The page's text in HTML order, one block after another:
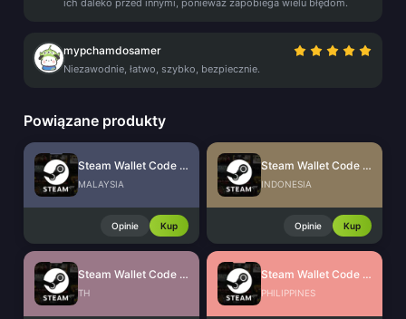
ich daleko przed innymi, ponieważ zapobiega wielu błędom.
mypchamdosamer
Niezawodnie, łatwo, szybko, bezpiecznie.
Powiązane produkty
Steam Wallet Code (MYR)
MALAYSIA
Opinie Kup
Steam Wallet Code (IDR)
INDONESIA
Opinie Kup
Steam Wallet Code (THB)
TH
Steam Wallet Code (PHP)
PHILIPPINES